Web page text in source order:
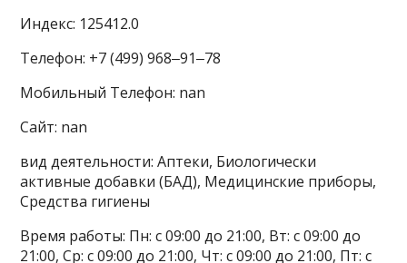
Индекс: 125412.0
Телефон: +7 (499) 968‒91‒78
Мобильный Телефон: nan
Сайт: nan
вид деятельности: Аптеки, Биологически
активные добавки (БАД), Медицинские приборы,
Средства гигиены
Время работы: Пн: с 09:00 до 21:00, Вт: с 09:00 до
21:00, Ср: с 09:00 до 21:00, Чт: с 09:00 до 21:00, Пт: с